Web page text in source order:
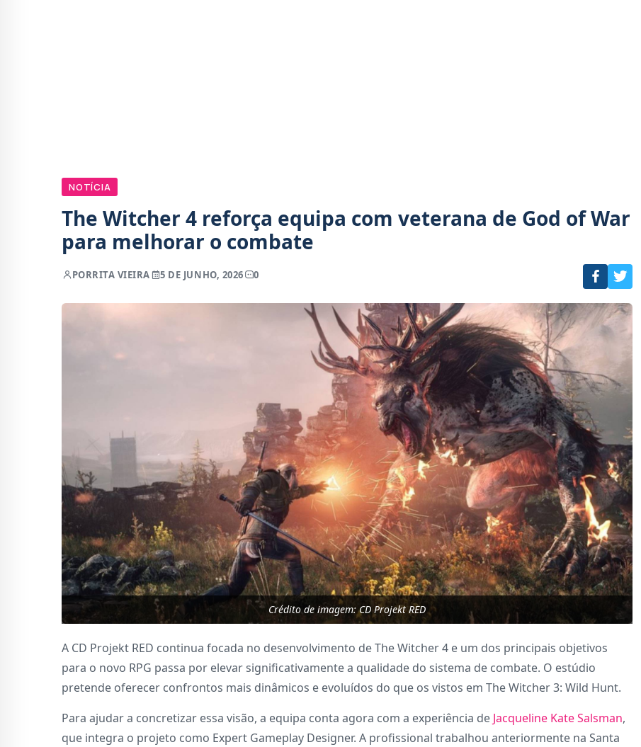
NOTÍCIA
The Witcher 4 reforça equipa com veterana de God of War
para melhorar o combate
PORRITA VIEIRA 5 DE JUNHO, 2026 0
Crédito de imagem: CD Projekt RED
A CD Projekt RED continua focada no desenvolvimento de The Witcher 4 e um dos principais objetivos
para o novo RPG passa por elevar significativamente a qualidade do sistema de combate. O estúdio
pretende oferecer confrontos mais dinâmicos e evoluídos do que os vistos em The Witcher 3: Wild Hunt.
Para ajudar a concretizar essa visão, a equipa conta agora com a experiência de Jacqueline Kate Salsman,
que integra o projeto como Expert Gameplay Designer. A profissional trabalhou anteriormente na Santa